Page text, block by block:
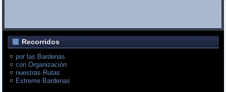
Recorridos
por las Bardenas
con Organización
nuestras Rutas
Extreme Bardenas